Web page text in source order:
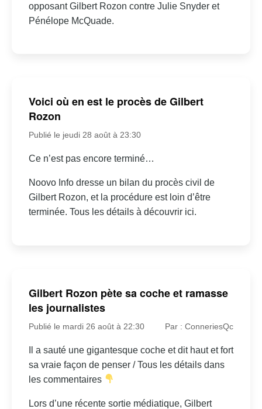
opposant Gilbert Rozon contre Julie Snyder et
Pénélope McQuade.
Voici où en est le procès de Gilbert
Rozon
Publié le jeudi 28 août à 23:30
Ce n’est pas encore terminé…
Noovo Info dresse un bilan du procès civil de
Gilbert Rozon, et la procédure est loin d’être
terminée. Tous les détails à découvrir ici.
Gilbert Rozon pète sa coche et ramasse
les journalistes
Publié le mardi 26 août à 22:30 Par : ConneriesQc
Il a sauté une gigantesque coche et dit haut et fort
sa vraie façon de penser / Tous les détails dans
les commentaires
Lors d’une récente sortie médiatique, Gilbert